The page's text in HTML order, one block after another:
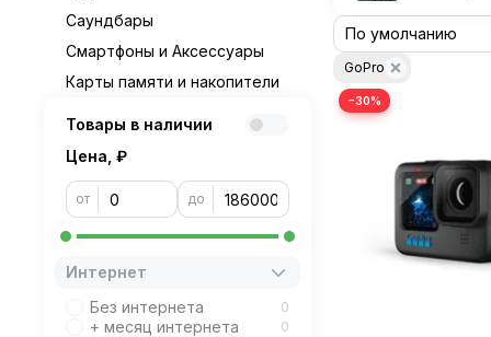
GoPro
−30%
Саундбары
Смартфоны и Аксессуары
Карты памяти и накопители
Товары в наличии
Цена, ₽
от до
Интернет
Без интернета
0
+ месяц интернета 0